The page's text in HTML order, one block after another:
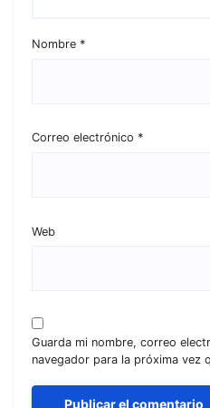
Nombre *
Correo electrónico *
Web
Guarda mi nombre, correo
navegador para la próxima vez